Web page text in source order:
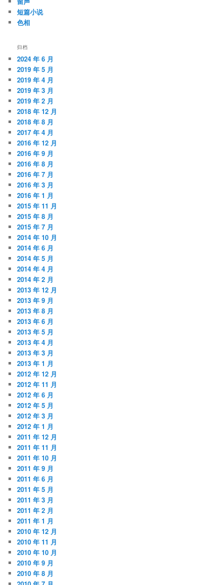
短篇小说
色相
归档
2024 年 6 月
2019 年 5 月
2019 年 4 月
2019 年 3 月
2019 年 2 月
2018 年 12 月
2018 年 8 月
2017 年 4 月
2016 年 12 月
2016 年 9 月
2016 年 8 月
2016 年 7 月
2016 年 3 月
2016 年 1 月
2015 年 11 月
2015 年 8 月
2015 年 7 月
2014 年 10 月
2014 年 6 月
2014 年 5 月
2014 年 4 月
2014 年 2 月
2013 年 12 月
2013 年 9 月
2013 年 8 月
2013 年 6 月
2013 年 5 月
2013 年 4 月
2013 年 3 月
2013 年 1 月
2012 年 12 月
2012 年 11 月
2012 年 6 月
2012 年 5 月
2012 年 3 月
2012 年 1 月
2011 年 12 月
2011 年 11 月
2011 年 10 月
2011 年 9 月
2011 年 6 月
2011 年 5 月
2011 年 3 月
2011 年 2 月
2011 年 1 月
2010 年 12 月
2010 年 11 月
2010 年 10 月
2010 年 9 月
2010 年 8 月